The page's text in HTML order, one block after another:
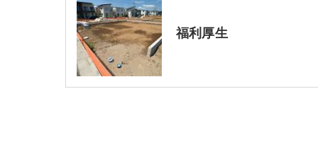
福利厚生